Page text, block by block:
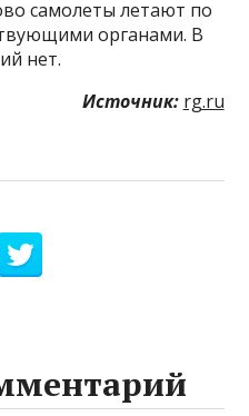
самолеты летают по
органами. В
нет.
Источник: rg.ru